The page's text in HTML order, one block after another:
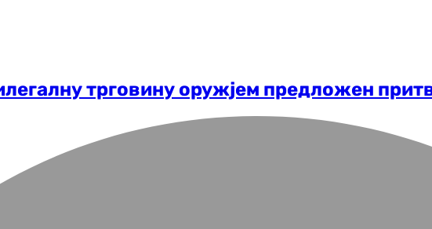
трговину оружјем предложен